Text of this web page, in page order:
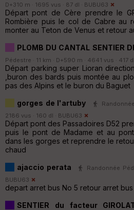
D+310 m · 1695 vus · 87 dl · BUBU63
Départ pont de Cère prendre le
Rombière puis le col de Cabre au
monter au Teton de Venus et retour
PLOMB DU CANTAL SENTIER
Pédestre · 11 km · D+590 m · 4641 vus · 417 dl
Départ parking super Lioran
,buron des bards puis montée au
pas des Alpins et le buron du Baguet
gorges de l'artuby
2186 vus · 160 dl · BUBU63
Départ pont des Passadoires D52
puis le pont de Madame et au
dans les gorges et reprendre le
chaud
ajaccio perata
Randonnée
BUBU63
depart arret bus No 5 retour arret bus
SENTIER du facteur